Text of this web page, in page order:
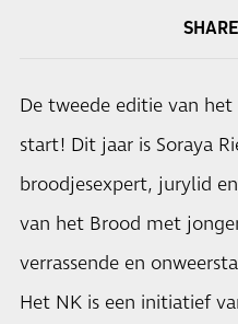
De tweede editie van
start! Dit jaar is Soraya
broodjesexpert, jurylid
van het Brood met
verrassende en
Het NK is een initiatief